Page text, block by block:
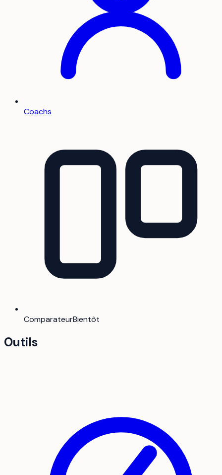
Coachs
ComparateurBientôt
Outils